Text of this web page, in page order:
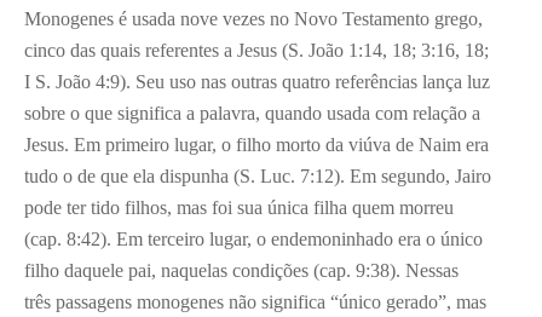
Monogenes é usada nove vezes no Novo Testamento grego,
cinco das quais referentes a Jesus (S. João 1:14, 18; 3:16, 18;
I S. João 4:9). Seu uso nas outras quatro referências lança luz
sobre o que significa a palavra, quando usada com relação a
Jesus. Em primeiro lugar, o filho morto da viúva de Naim era
tudo o de que ela dispunha (S. Luc. 7:12). Em segundo, Jairo
pode ter tido filhos, mas foi sua única filha quem morreu
(cap. 8:42). Em terceiro lugar, o endemoninhado era o único
filho daquele pai, naquelas condições (cap. 9:38). Nessas
três passagens monogenes não significa “único gerado”, mas